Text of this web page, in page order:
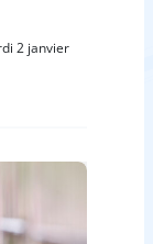
2 janvier